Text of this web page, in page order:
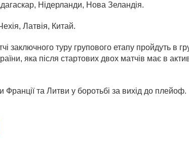
Нідерланди, Нова Зеландія.
Латвія, Китай.
заключного туру групового етапу пройдуть в
яка після стартових двох матчів має в
Франції та Литви у боротьбі за вихід до плейоф.